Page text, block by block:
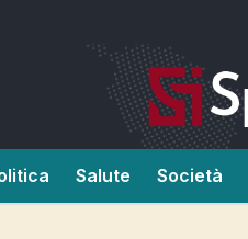
Salute Società